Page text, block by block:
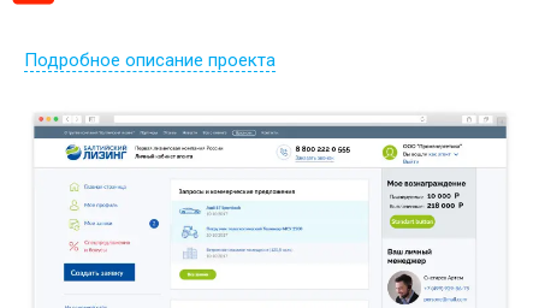
Подробное описание проекта